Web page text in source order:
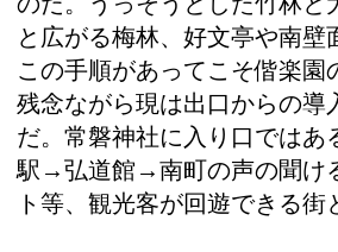
と広がる梅林、好文亭や南
この手順があってこそ偕楽
残念ながら現は出口からの導
だ。常磐神社に入り口では
駅→弘道館→南町の声の聞
ト等、観光客が回遊できる